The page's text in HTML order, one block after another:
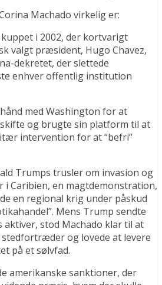
Machado virkelig er:
i 2002, der kortvarigt
valgt præsident, Hugo Chavez,
dekretet, der slettede
enhver offentlig institution
med Washington for at
og brugte sin platform til at
intervention for at “befri”
Trumps trusler om invasion og
i Caribien, en magtdemonstration,
en regional krig under påskud
Mens Trump sendte
stod Machado klar til at
og lovede at levere
på et sølvfad.
amerikanske sanktioner, der